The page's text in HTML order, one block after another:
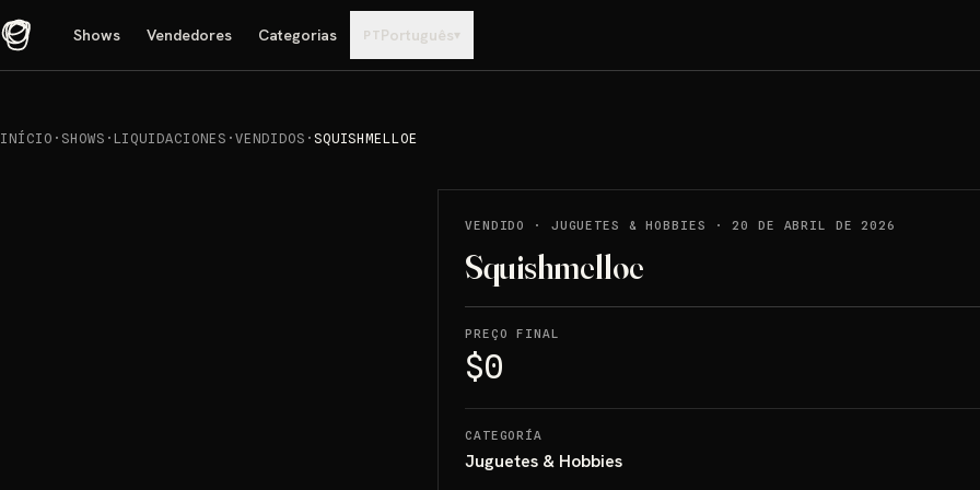
Shows Vendedores Categorias PTPortuguês▾
INÍCIO · SHOWS · LIQUIDACIONES · VENDIDOS · SQUISHMELLOE
VENDIDO · JUGUETES & HOBBIES ·20 DE ABRIL DE 2026
Squishmelloe
PREÇO FINAL
$0
CATEGORÍA
Juguetes & Hobbies